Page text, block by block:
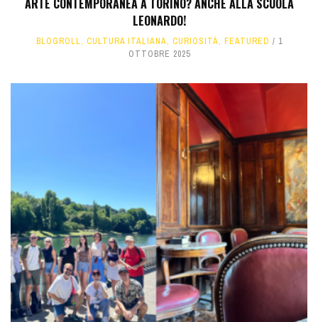
ARTE CONTEMPORANEA A TORINO? ANCHE ALLA SCUOLA
LEONARDO!
BLOGROLL, CULTURA ITALIANA, CURIOSITÀ, FEATURED
1
OTTOBRE 2025